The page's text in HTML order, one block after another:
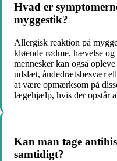
Hvad er
myggestik?
Allergisk reaktion på
kløende rødme, hævelse
mennesker kan også
udslæt, åndedrætsbesvær
at være opmærksom på
lægehjælp, hvis der opstår
Kan man tage
samtidigt?